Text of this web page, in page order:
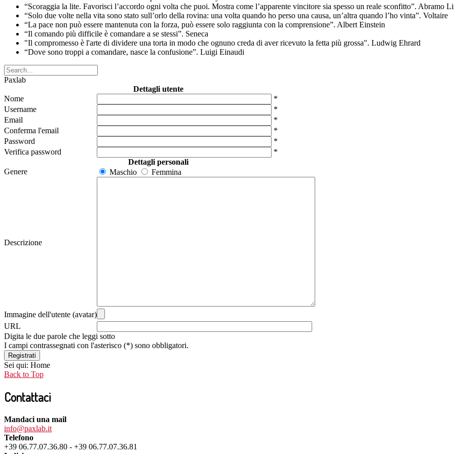
“Scoraggia la lite. Favorisci l’accordo ogni volta che puoi. Mostra come l’apparente vincitore sia spesso un reale sconfitto”. Abramo
“Solo due volte nella vita sono stato sull’orlo della rovina: una volta quando ho perso una causa, un’altra quando l’ho vinta”. Voltaire
“La pace non può essere mantenuta con la forza, può essere solo raggiunta con la comprensione”. Albert Einstein
“Il comando più difficile è comandare a se stessi”. Seneca
"Il compromesso è l'arte di dividere una torta in modo che ognuno creda di aver ricevuto la fetta più grossa". Ludwig Ehrard
“Dove sono troppi a comandare, nasce la confusione”. Luigi Einaudi
Paxlab
Dettagli utente
Nome
*
Username
*
Email
*
Conferma l'email
*
Password
*
Verifica password
*
Dettagli personali
Genere
Maschio Femmina
Descrizione
Immagine dell'utente (avatar)
URL
Digita le due parole che leggi sotto
I campi contrassegnati con l'asterisco (*) sono obbligatori.
Registrati
Sei qui: Home
Back to Top
Contattaci
Mandaci una mail
info@paxlab.it
Telefono
+39 06.77.07.36.80 - +39 06.77.07.36.81